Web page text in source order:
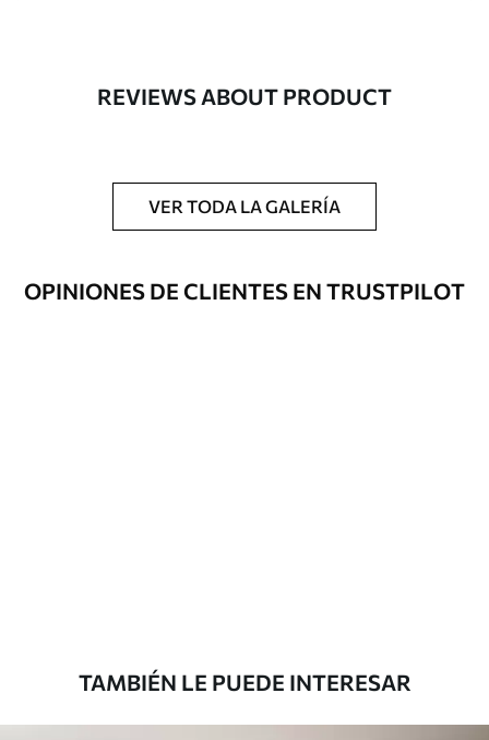
Adicionalmente
Disponible con recubrimiento de barniz
esponja suave. Los murales de pared con
recubrimiento de barniz pueden
Método de
Hasta 360 cm de altura: aplicación sin
Vinilo Premium
1266.67$760.00/m²
REVIEWS ABOUT PRODUCT
VER TODA LA GALERÍA
OPINIONES DE CLIENTES EN TRUSTPILOT
TAMBIÉN LE PUEDE INTERESAR